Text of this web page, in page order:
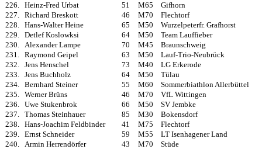
226. Heinz-Fred Urbat 51 M65
Gifhorn
227. Richard Breskott 46 M70
Flechtorf
228. Hans-Walter Heine 65 M50
Wurzelpeterfr. Grafhorst
229. Detlef Koslowksi 64 M50
Team Lauffieber
230. Alexander Lampe 70 M45
Braunschweig
231. Raymond Geipel 63 M50
Lauf-Trio-Neubrück
232. Jens Henschel 73 M40
LG Erkerode
233. Jens Buchholz 64 M50
Tülau
234. Bernhard Steiner 55 M60
Sommerbiathlon Allerbüttel
235. Werner Brüns 46 M70
VfL Wittingen
236. Uwe Stukenbrok 66 M50
SV Jembke
237. Thomas Steinhauer 85 M30
Bokensdorf
238. Hans-Joachim Feldbinder 41 M75
Flechtorf
239. Ernst Schneider 59 M55
LT Isenhagener Land
240. Armin Herrendörfer 43 M70
Stüde